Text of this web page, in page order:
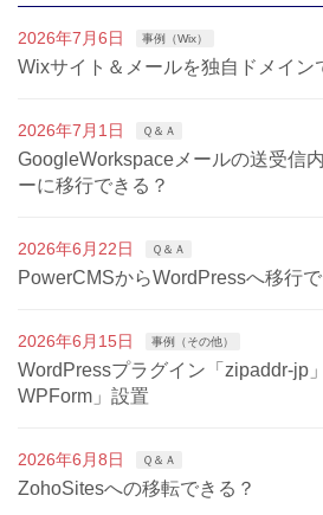
2026年7月6日 事例（Wix）
Wixサイト＆メールを独自ドメイン
2026年7月1日 Ｑ＆Ａ
GoogleWorkspaceメールの送受信
ーに移行できる？
2026年6月22日 Ｑ＆Ａ
PowerCMSからWordPressへ移行で
2026年6月15日 事例（その他）
WordPressプラグイン「zipaddr-jp
WPForm」設置
2026年6月8日 Ｑ＆Ａ
ZohoSitesへの移転できる？